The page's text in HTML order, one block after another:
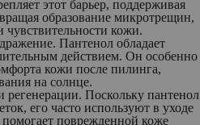
этот барьер, поддерживая
образование микротрещин,
чувствительности кожи.
Пантенол обладает
действием. Он особенно
кожи после пилинга,
на солнце.
регенерации. Поскольку пантенол
его часто используют в уходе
поврежденной коже